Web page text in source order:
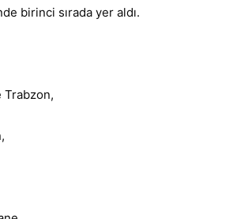
birinci sırada yer aldı.
Trabzon,